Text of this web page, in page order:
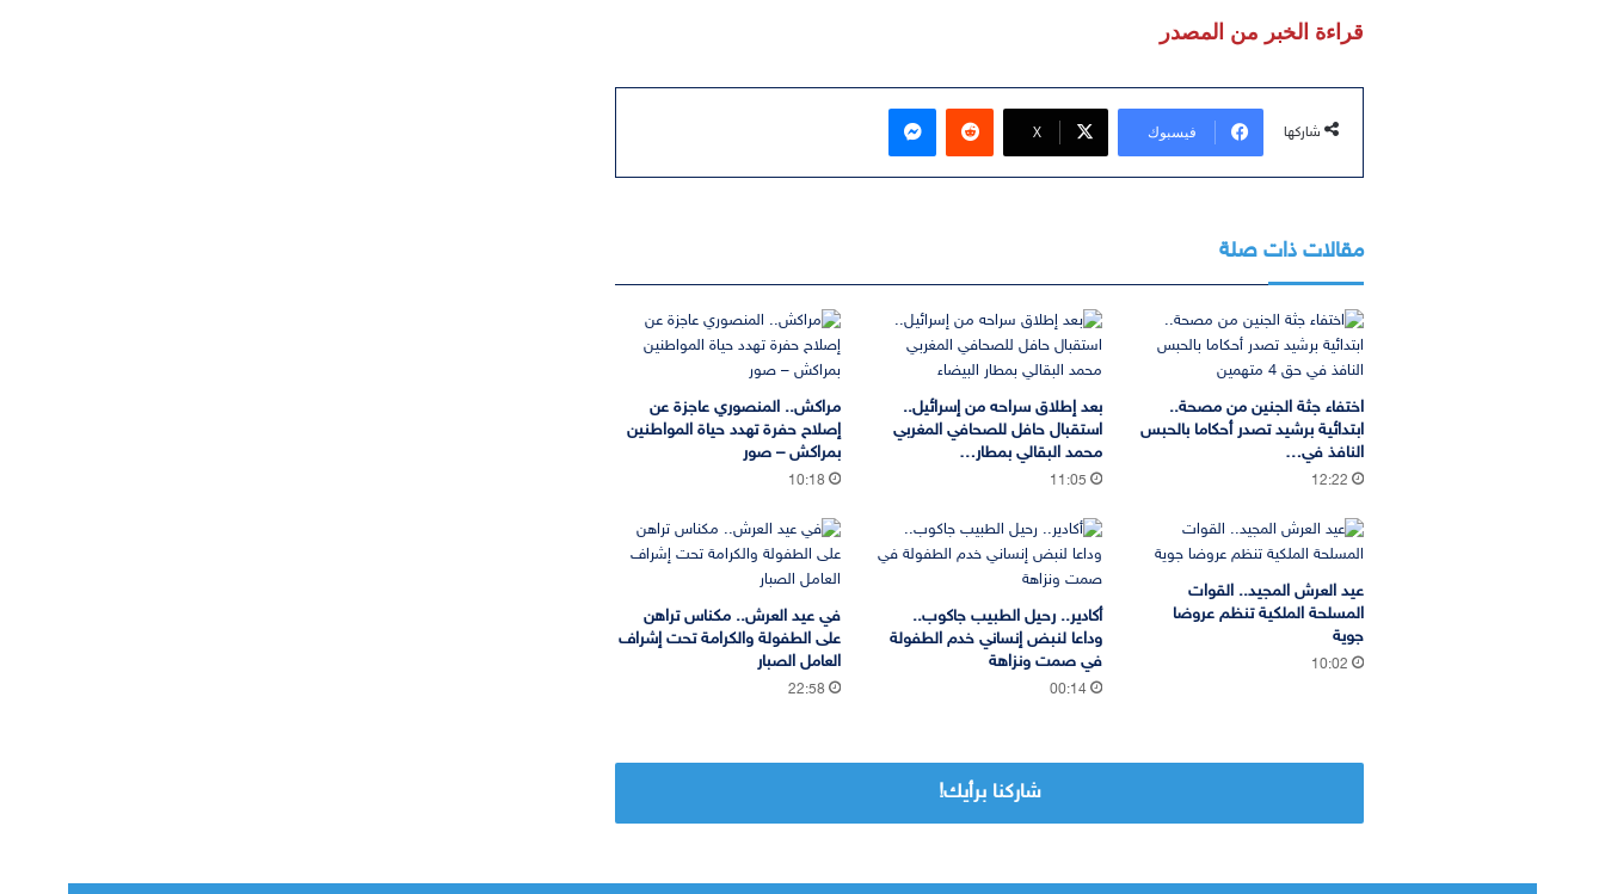
قراءة الخبر من المصدر
شاركها فيسبوك ‫X
ماسنجر
مقالات ذات صلة
اختفاء جثة الجنين من مصحة..
ابتدائية برشيد تصدر أحكاما بالحبس
النافذ في…
12:22
بعد إطلاق سراحه من إسرائيل..
استقبال حافل للصحافي المغربي
محمد البقالي بمطار…
11:05
مراكش.. المنصوري عاجزة عن
إصلاح حفرة تهدد حياة المواطنين
بمراكش – صور
10:18
عيد العرش المجيد.. القوات
المسلحة الملكية تنظم عروضا
جوية
10:02
أكادير.. رحيل الطبيب جاكوب..
وداعا لنبض إنساني خدم الطفولة
في صمت ونزاهة
00:14
في عيد العرش.. مكناس تراهن
على الطفولة والكرامة تحت إشراف
العامل الصبار
22:58
شاركنا برأيك!